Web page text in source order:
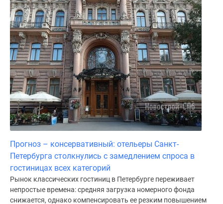
Прогноз – консервативный: отельеры Санкт-
Петербурга столкнулись с замедлением спроса в
гостиницах всех категорий
Рынок классических гостиниц в Петербурге переживает
непростые времена: средняя загрузка номерного фонда
снижается, однако компенсировать ее резким повышением